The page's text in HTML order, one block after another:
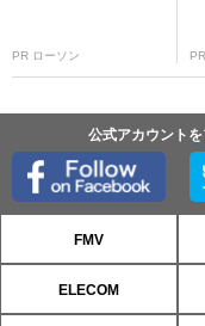
PR ローソン
公式アカウント
FMV
ELECOM